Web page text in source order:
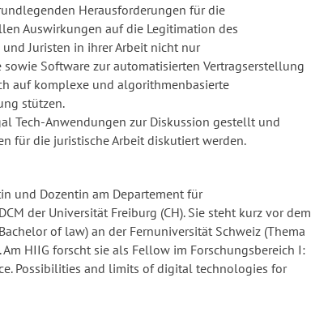
Herausforderungen für die
Auswirkungen auf die Legitimation des
Juristen in ihrer Arbeit nicht nur
Software zur automatisierten Vertragserstellung
auf komplexe und algorithmenbasierte
stützen.
Tech-Anwendungen zur Diskussion gestellt und
für die juristische Arbeit diskutiert werden.
und Dozentin am Departement für
der Universität Freiburg (CH). Sie steht kurz vor dem
of law) an der Fernuniversität Schweiz (Thema
HIIG forscht sie als Fellow im Forschungsbereich I:
Possibilities and limits of digital technologies for